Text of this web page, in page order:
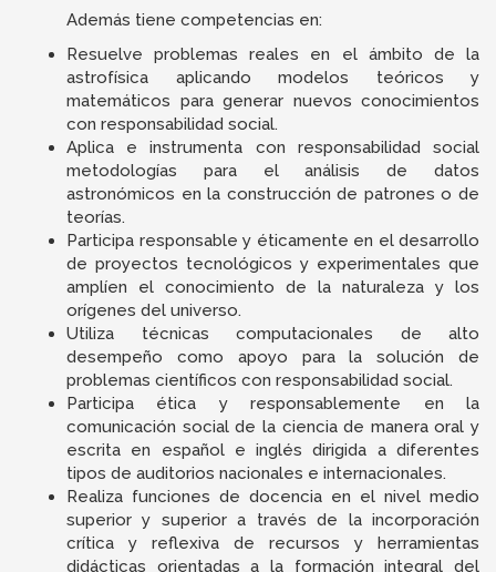
Además tiene competencias en:
Resuelve problemas reales en el ámbito de la
astrofísica aplicando modelos teóricos y
matemáticos para generar nuevos conocimientos
con responsabilidad social.
Aplica e instrumenta con responsabilidad social
metodologías para el análisis de datos
astronómicos en la construcción de patrones o de
teorías.
Participa responsable y éticamente en el desarrollo
de proyectos tecnológicos y experimentales que
amplíen el conocimiento de la naturaleza y los
orígenes del universo.
Utiliza técnicas computacionales de alto
desempeño como apoyo para la solución de
problemas científicos con responsabilidad social.
Participa ética y responsablemente en la
comunicación social de la ciencia de manera oral y
escrita en español e inglés dirigida a diferentes
tipos de auditorios nacionales e internacionales.
Realiza funciones de docencia en el nivel medio
superior y superior a través de la incorporación
crítica y reflexiva de recursos y herramientas
didácticas orientadas a la formación integral del